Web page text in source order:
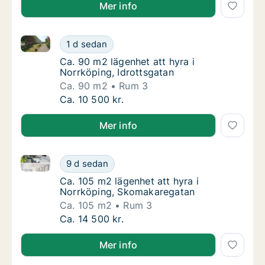
Mer info
Ca. 90 m2 lägenhet att hyra i Norrköping,
1 d sedan
Ca. 90 m2 lägenhet att hyra i Norrköping,
Ca. 90 m2 lägenhet att hyra i Norrköping,
Ca. 90 m2 lägenhet att hyra i
Norrköping, Idrottsgatan
Ca. 90 m2
Rum 3
Ca. 90 m2 lägenhet att hyra i Norrköping,
Ca. 10 500 kr.
Mer info
Ca. 105 m2 lägenhet att hyra i Norrköping,
9 d sedan
Ca. 105 m2 lägenhet att hyra i Norrköping,
Ca. 105 m2 lägenhet att hyra i Norrköping,
Ca. 105 m2 lägenhet att hyra i
Norrköping, Skomakaregatan
Ca. 105 m2
Rum 3
Ca. 105 m2 lägenhet att hyra i Norrköping,
Ca. 14 500 kr.
Mer info